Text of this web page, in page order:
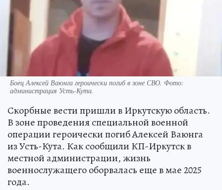
Боец Алексей Ваюнга героически погиб в зоне СВО. Фото:
администрация Усть-Кута.
Скорбные вести пришли в Иркутскую область.
В зоне проведения специальной военной
операции героически погиб Алексей Ваюнга
из Усть-Кута. Как сообщили КП-Иркутск в
местной администрации, жизнь
военнослужащего оборвалась еще в мае 2025
года.